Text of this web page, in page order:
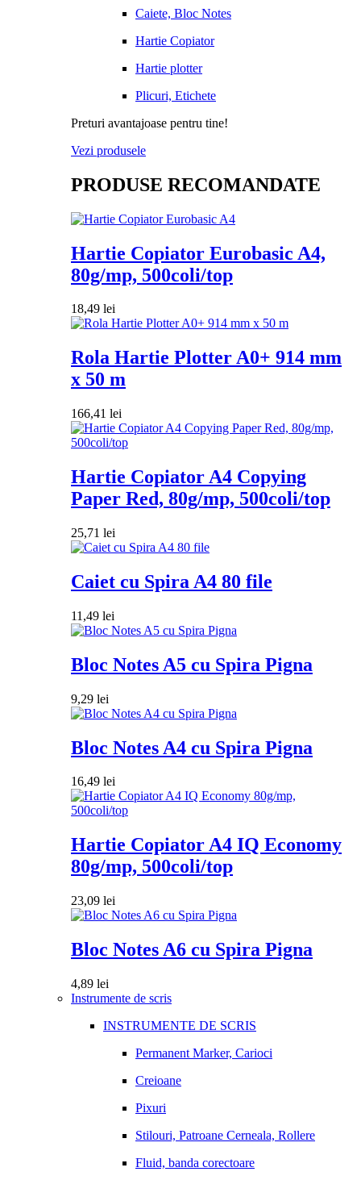
Caiete, Bloc Notes
Hartie Copiator
Hartie plotter
Plicuri, Etichete
Preturi avantajoase pentru tine!
Vezi produsele
PRODUSE RECOMANDATE
Hartie Copiator Eurobasic A4,
80g/mp, 500coli/top
18,49 lei
Rola Hartie Plotter A0+ 914 mm
x 50 m
166,41 lei
Hartie Copiator A4 Copying
Paper Red, 80g/mp, 500coli/top
25,71 lei
Caiet cu Spira A4 80 file
11,49 lei
Bloc Notes A5 cu Spira Pigna
9,29 lei
Bloc Notes A4 cu Spira Pigna
16,49 lei
Hartie Copiator A4 IQ Economy
80g/mp, 500coli/top
23,09 lei
Bloc Notes A6 cu Spira Pigna
4,89 lei
Instrumente de scris
INSTRUMENTE DE SCRIS
Permanent Marker, Carioci
Creioane
Pixuri
Stilouri, Patroane Cerneala, Rollere
Fluid, banda corectoare